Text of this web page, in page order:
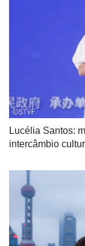
Lucélia Santos:
intercâmbio